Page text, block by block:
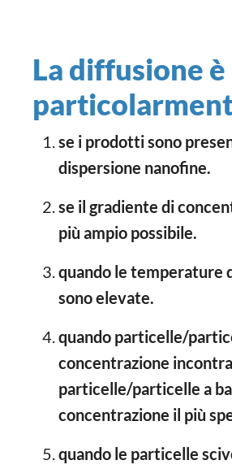
La diffusione
se i prodotti sono
dispersione nanofine.
se il gradiente di
più ampio possibile.
quando le temperature
sono elevate.
quando particelle/
concentrazione
particelle/particelle a
concentrazione il più
quando le particelle